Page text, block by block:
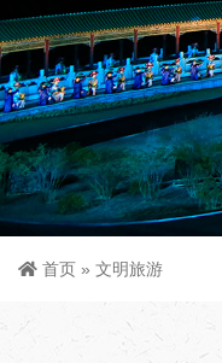
首页 » 文明旅游